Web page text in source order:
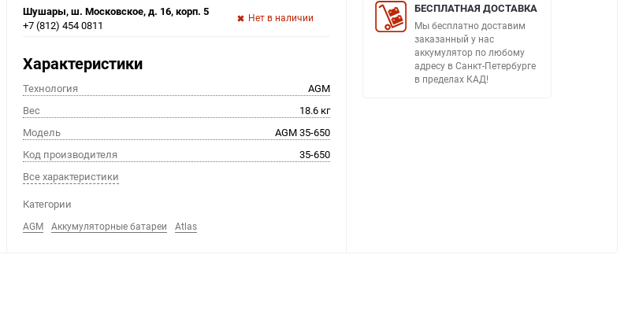
Шушары, ш. Московское, д. 16, корп. 5
+7 (812) 454 0811
Нет в наличии
Характеристики
Технология
AGM
Вес
18.6 кг
Модель
AGM 35-650
Код производителя
35-650
Все характеристики
Категории
AGM Аккумуляторные батареи Atlas
БЕСПЛАТНАЯ ДОСТАВКА
Мы бесплатно доставим
заказанный у нас
аккумулятор по любому
адресу в Санкт-Петербурге
в пределах КАД!